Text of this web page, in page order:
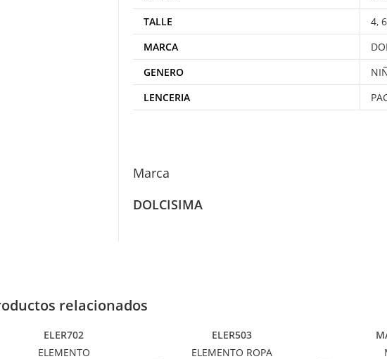
TALLE
4,6
MARCA
GENERO
LENCERIA
Marca
DOLCISIMA
relacionados
ELER702
ELEMENTO
ELER503
ELEMENTO ROPA